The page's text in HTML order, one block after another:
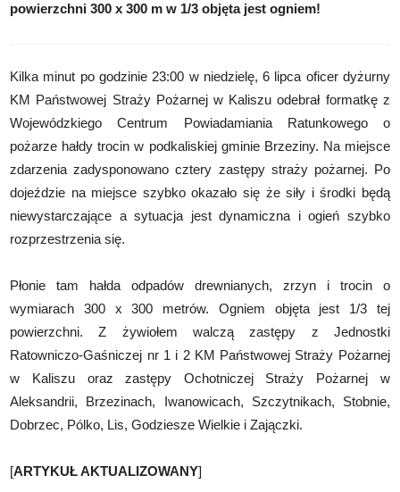
powierzchni 300 x 300 m w 1/3 objęta jest ogniem!
Kilka minut po godzinie 23:00 w niedzielę, 6 lipca oficer dyżurny
KM Państwowej Straży Pożarnej w Kaliszu odebrał formatkę z
Wojewódzkiego Centrum Powiadamiania Ratunkowego o
pożarze hałdy trocin w podkaliskiej gminie Brzeziny. Na miejsce
zdarzenia zadysponowano cztery zastępy straży pożarnej. Po
dojeździe na miejsce szybko okazało się że siły i środki będą
niewystarczające a sytuacja jest dynamiczna i ogień szybko
rozprzestrzenia się.
Płonie tam hałda odpadów drewnianych, zrzyn i trocin o
wymiarach 300 x 300 metrów. Ogniem objęta jest 1/3 tej
powierzchni. Z żywiołem walczą zastępy z Jednostki
Ratowniczo-Gaśniczej nr 1 i 2 KM Państwowej Straży Pożarnej
w Kaliszu oraz zastępy Ochotniczej Straży Pożarnej w
Aleksandrii, Brzezinach, Iwanowicach, Szczytnikach, Stobnie,
Dobrzec, Pólko, Lis, Godziesze Wielkie i Zajączki.
[ARTYKUŁ AKTUALIZOWANY]